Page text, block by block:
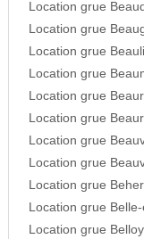
Location grue
Location grue
Location grue
Location grue
Location grue
Location grue
Location grue
Location grue
Location grue
Location grue
Location grue